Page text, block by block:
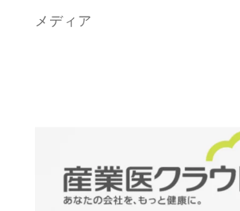
メディア